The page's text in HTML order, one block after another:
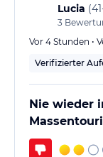
Lucia (
3
Vor 4 Stunden •
Verifizierter
Nie wieder